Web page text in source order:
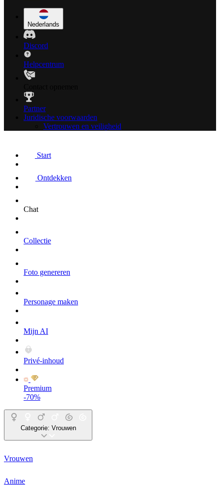
Nederlands
Discord
Helpcentrum
Partner
Juridische voorwaarden
Vertrouwen en veiligheid
Start
Ontdekken
Chat
Collectie
Foto genereren
Personage maken
Mijn AI
Privé-inhoud
Premium
-70%
Categorie: Vrouwen
Vrouwen
Anime